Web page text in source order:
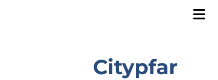
Citypfar